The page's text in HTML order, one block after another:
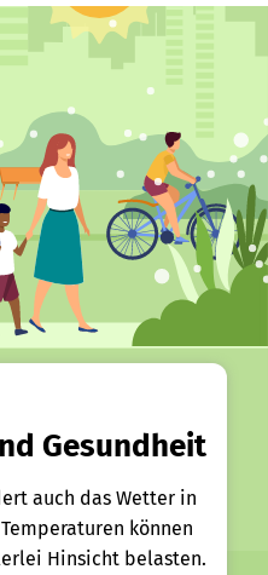
Gesundheit
auch das Wetter in
können
Hinsicht belasten.